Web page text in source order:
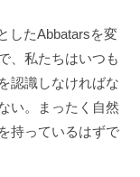
したAbbatarsを変
、私たちはいつも
認識しなければな
い。まったく自然
持っているはずで